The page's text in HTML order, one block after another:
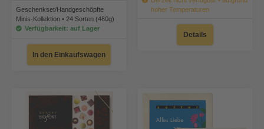
Geschenkset/Handgeschöpfte
Minis-Kollektion • 24 Sorten (480g)
Verfügbarkeit: auf Lager
In den Einkaufswagen
hoher Temperaturen
Details